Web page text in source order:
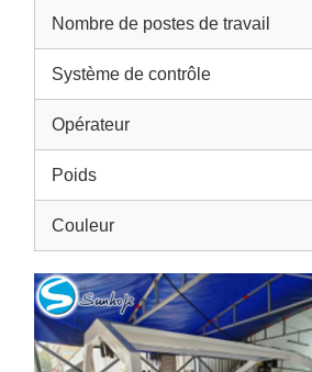
Nombre de postes de travail
Système de contrôle
Opérateur
Poids
Couleur